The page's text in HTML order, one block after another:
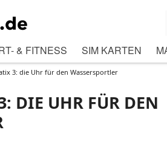
& FITNESS SIM KARTEN
3: die Uhr für den Wassersportler
DIE UHR FÜR DEN